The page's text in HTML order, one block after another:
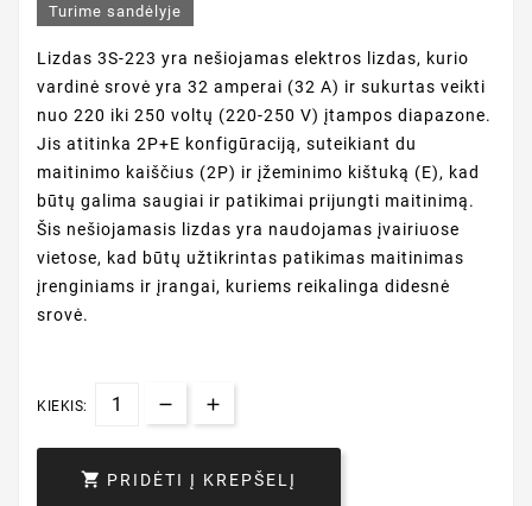
Turime sandėlyje
Lizdas 3S-223 yra nešiojamas elektros lizdas, kurio
vardinė srovė yra 32 amperai (32 A) ir sukurtas veikti
nuo 220 iki 250 voltų (220-250 V) įtampos diapazone.
Jis atitinka 2P+E konfigūraciją, suteikiant du
maitinimo kaiščius (2P) ir įžeminimo kištuką (E), kad
būtų galima saugiai ir patikimai prijungti maitinimą.
Šis nešiojamasis lizdas yra naudojamas įvairiuose
vietose, kad būtų užtikrintas patikimas maitinimas
įrenginiams ir įrangai, kuriems reikalinga didesnė
srovė.
KIEKIS:
 PRIDĖTI Į KREPŠELĮ